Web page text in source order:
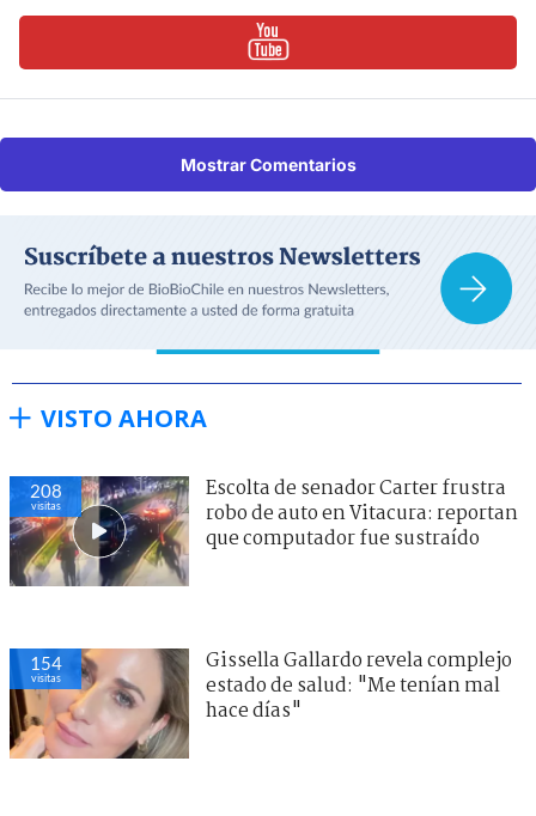
Mostrar Comentarios
VISTO AHORA
208
visitas
Escolta de senador Carter frustra
robo de auto en Vitacura: reportan
que computador fue sustraído
154
visitas
Gissella Gallardo revela complejo
estado de salud: "Me tenían mal
hace días"